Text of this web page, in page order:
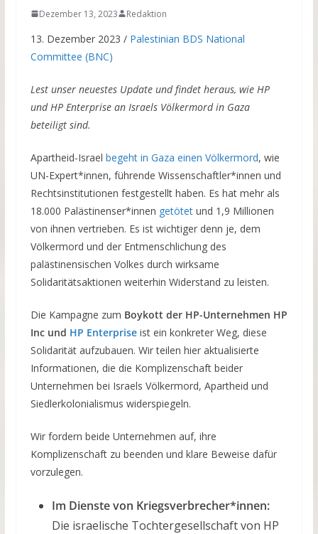
Dezember 13, 2023 Redaktion
13. Dezember 2023 / Palestinian BDS National
Committee (BNC)
Lest unser neuestes Update und findet heraus, wie HP
und HP Enterprise an Israels Völkermord in Gaza
beteiligt sind.
Apartheid-Israel begeht in Gaza einen Völkermord, wie
UN-Expert*innen, führende Wissenschaftler*innen und
Rechtsinstitutionen festgestellt haben. Es hat mehr als
18.000 Palästinenser*innen getötetund 1,9 Millionen
von ihnen vertrieben. Es ist wichtiger denn je, dem
Völkermord und der Entmenschlichung des
palästinensischen Volkes durch wirksame
Solidaritätsaktionen weiterhin Widerstand zu leisten.
Die Kampagne zum Boykott der HP-Unternehmen HP
Inc und HP Enterpriseist ein konkreter Weg, diese
Solidarität aufzubauen. Wir teilen hier aktualisierte
Informationen, die die Komplizenschaft beider
Unternehmen bei Israels Völkermord, Apartheid und
Siedlerkolonialismus widerspiegeln.
Wir fordern beide Unternehmen auf, ihre
Komplizenschaft zu beenden und klare Beweise dafür
vorzulegen.
Im Dienste von Kriegsverbrecher*innen:
Die israelische Tochtergesellschaft von HP